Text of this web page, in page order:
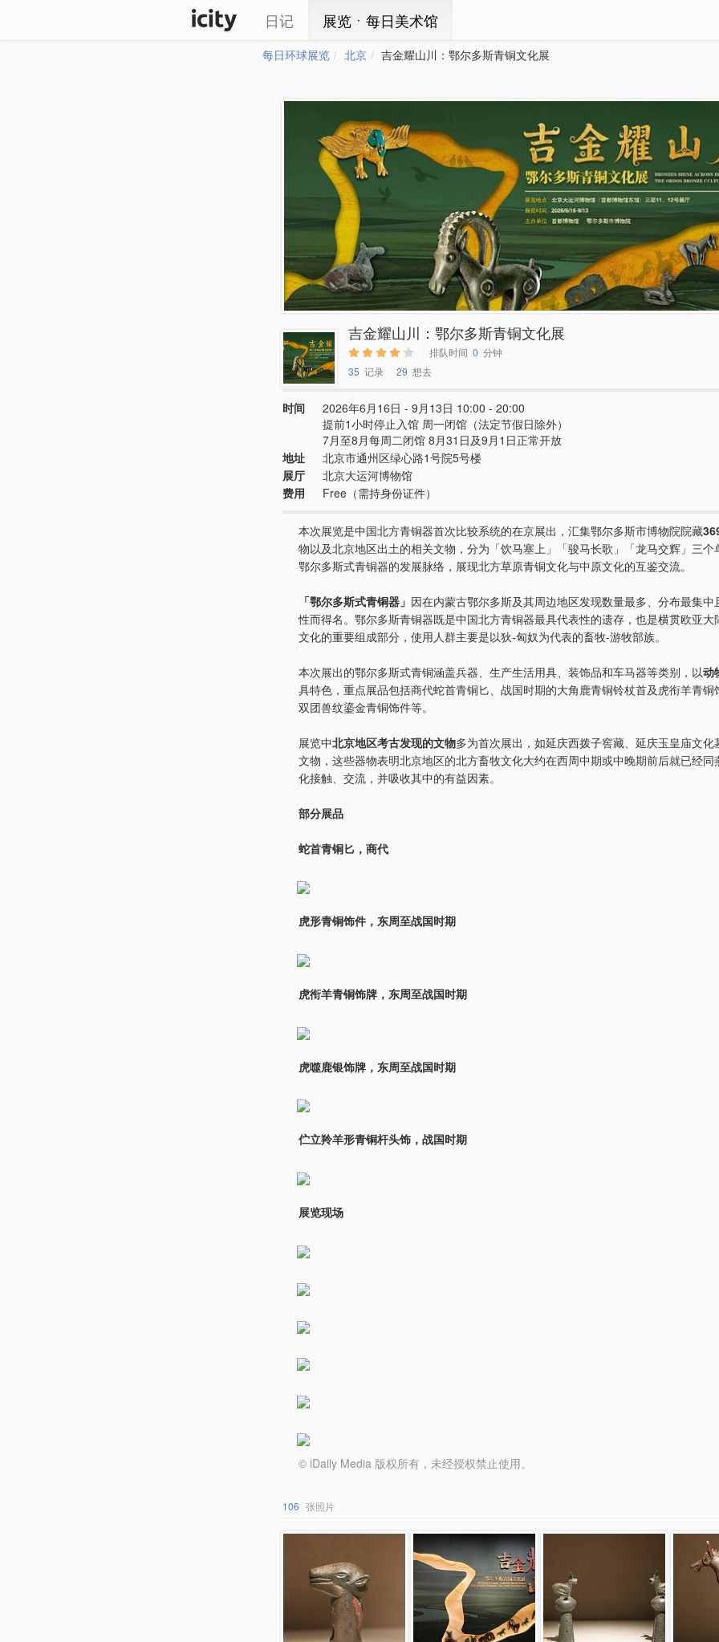
日记 展览ㆍ每日美术馆
每日环球展览 北京 吉金耀山川：鄂尔多斯青铜文化展
吉金耀山川：鄂尔多斯青铜文化展
排队时间 0 分钟
35 记录 29 想去
时间
2026年6月16日 - 9月13日 10:00 - 20:00
提前1小时停止入馆 周一闭馆（法定节假日除外）
7月至8月每周二闭馆 8月31日及9月1日正常开放
地址
北京市通州区绿心路1号院5号楼
展厅
北京大运河博物馆
费用
Free（需持身份证件）
本次展览是中国北方青铜器首次比较系统的在京展出，汇集鄂尔多斯市博物院院藏
物以及北京地区出土的相关文物，分为「饮马塞上」「骏马长歌」「龙马交辉」三个
鄂尔多斯式青铜器的发展脉络，展现北方草原青铜文化与中原文化的互鉴交流。
「鄂尔多斯式青铜器」 因在内蒙古鄂尔多斯及其周边地区发现数量最多、分布最集中
性而得名。鄂尔多斯青铜器既是中国北方青铜器最具代表性的遗存，也是横贯欧亚大
文化的重要组成部分，使用人群主要是以狄-匈奴为代表的畜牧-游牧部族。
本次展出的鄂尔多斯式青铜涵盖兵器、生产生活用具、装饰品和车马器等类别，以动
具特色，重点展品包括商代蛇首青铜匕、战国时期的大角鹿青铜铃杖首及虎衔羊青铜
双团兽纹鎏金青铜饰件等。
展览中北京地区考古发现的文物多为首次展出，如延庆西拨子窖藏、延庆玉皇庙文化
文物，这些器物表明北京地区的北方畜牧文化大约在西周中期或中晚期前后就已经同
化接触、交流，并吸收其中的有益因素。
部分展品
蛇首青铜匕，商代
虎形青铜饰件，东周至战国时期
虎衔羊青铜饰牌，东周至战国时期
虎噬鹿银饰牌，东周至战国时期
伫立羚羊形青铜杆头饰，战国时期
展览现场
© iDaily Media 版权所有，未经授权禁止使用。
106 张照片